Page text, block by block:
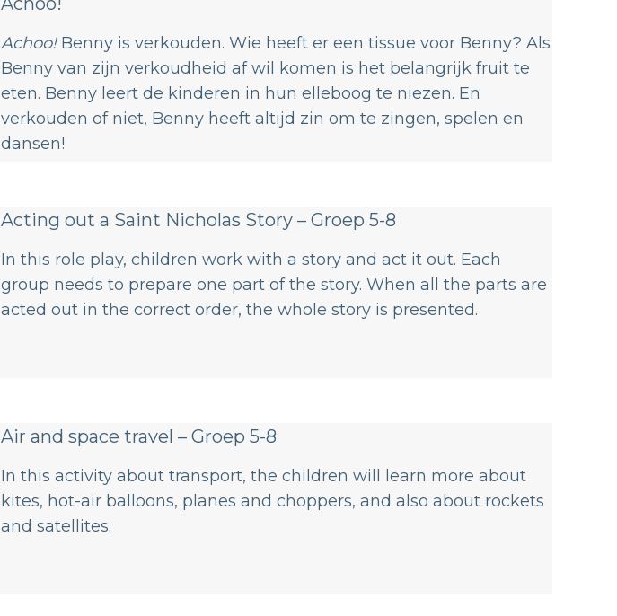
Achoo! Benny is verkouden. Wie heeft er een tissue voor Benny? Als
Benny van zijn verkoudheid af wil komen is het belangrijk fruit te
eten. Benny leert de kinderen in hun elleboog te niezen. En
verkouden of niet, Benny heeft altijd zin om te zingen, spelen en
dansen!
Acting out a Saint Nicholas Story – Groep 5-8
In this role play, children work with a story and act it out. Each
group needs to prepare one part of the story. When all the parts are
acted out in the correct order, the whole story is presented.
Air and space travel – Groep 5-8
In this activity about transport, the children will learn more about
kites, hot-air balloons, planes and choppers, and also about rockets
and satellites.